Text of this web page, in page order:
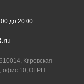
до 20:00
Кировская
офис 10, ОГРН